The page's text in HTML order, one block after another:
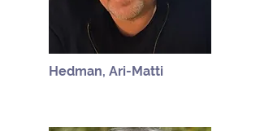
Hedman, Ari-Matti